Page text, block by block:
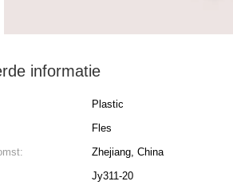
informatie
Plastic
Fles
Zhejiang, China
Jy311-20